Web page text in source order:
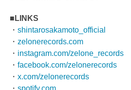
■LINKS
・ shintarosakamoto_official
・ zelonerecords.com
・ instagram.com/zelone_records
・ facebook.com/zelonerecords
・ x.com/zelonerecords